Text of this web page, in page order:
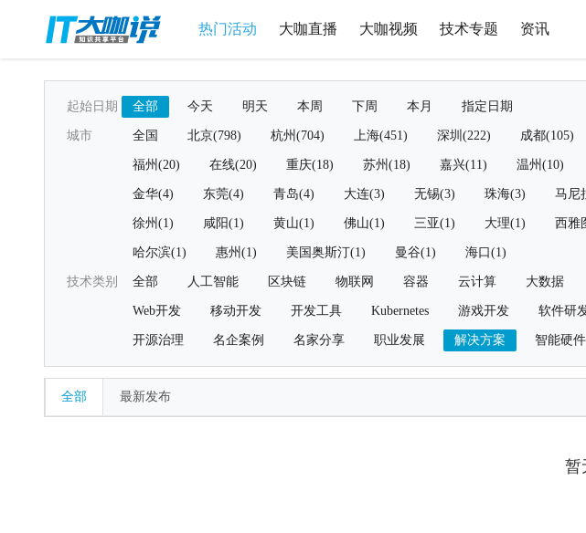
热门活动 大咖直播 大咖视频 技术专题 资讯
起始日期 全部 今天 明天 本周 下周 本月 指定日期
城市 全国 北京(798) 杭州(704) 上海(451) 深圳(222) 成都(105)
福州(20) 在线(20) 重庆(18) 苏州(18) 嘉兴(11) 温州(10)
金华(4) 东莞(4) 青岛(4) 大连(3) 无锡(3) 珠海(3) 马尼
徐州(1) 咸阳(1) 黄山(1) 佛山(1) 三亚(1) 大理(1) 西雅
哈尔滨(1) 惠州(1) 美国奥斯汀(1) 曼谷(1) 海口(1)
技术类别 全部 人工智能 区块链 物联网 容器 云计算 大数据
Web开发 移动开发 开发工具 Kubernetes 游戏开发 软件研
开源治理 名企案例 名家分享 职业发展 解决方案 智能硬件
全部 最新发布
暂